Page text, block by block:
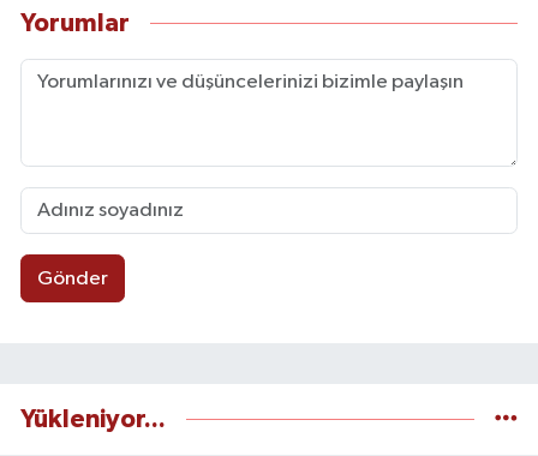
Yorumlar
Gönder
Yükleniyor...